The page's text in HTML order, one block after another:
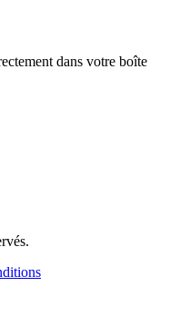
dans votre boîte